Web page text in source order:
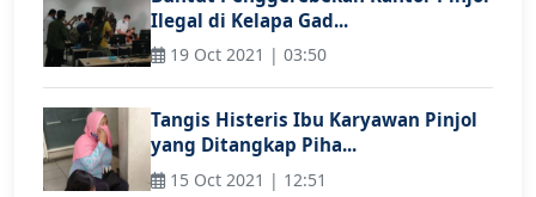
Ilegal di Kelapa Gad...
19 Oct 2021 | 03:50
Tangis Histeris Ibu Karyawan Pinjol
yang Ditangkap Piha...
15 Oct 2021 | 12:51